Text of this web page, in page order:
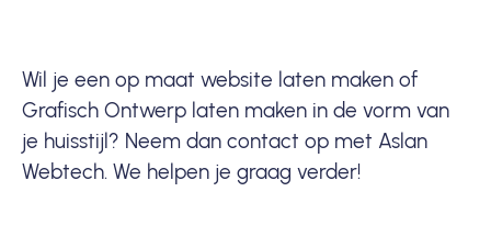
Wil je een op maat website laten maken of
Grafisch Ontwerp laten maken in de vorm van
je huisstijl? Neem dan contact op met Aslan
Webtech. We helpen je graag verder!